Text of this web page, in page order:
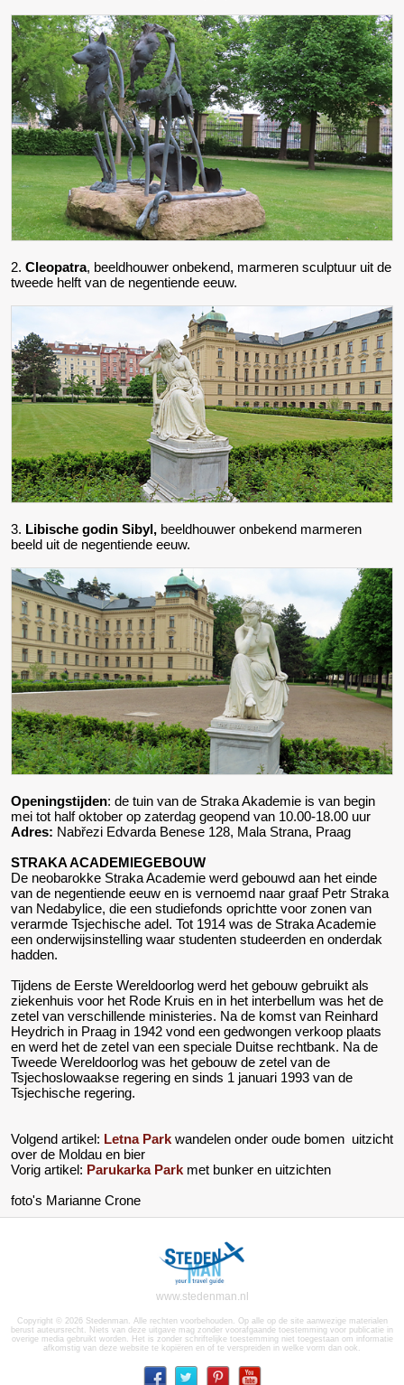
2. Cleopatra, beeldhouwer onbekend, marmeren sculptuur uit de
tweede helft van de negentiende eeuw.
3. Libische godin Sibyl, beeldhouwer onbekend marmeren
beeld uit de negentiende eeuw.
Openingstijden: de tuin van de Straka Akademie is van begin
mei tot half oktober op zaterdag geopend van 10.00-18.00 uur
Adres: Nabřezi Edvarda Benese 128, Mala Strana, Praag
STRAKA ACADEMIEGEBOUW
De neobarokke Straka Academie werd gebouwd aan het einde
van de negentiende eeuw en is vernoemd naar graaf Petr Straka
van Nedabylice, die een studiefonds oprichtte voor zonen van
verarmde Tsjechische adel. Tot 1914 was de Straka Academie
een onderwijsinstelling waar studenten studeerden en onderdak
hadden.
Tijdens de Eerste Wereldoorlog werd het gebouw gebruikt als
ziekenhuis voor het Rode Kruis en in het interbellum was het de
zetel van verschillende ministeries. Na de komst van Reinhard
Heydrich in Praag in 1942 vond een gedwongen verkoop plaats
en werd het de zetel van een speciale Duitse rechtbank. Na de
Tweede Wereldoorlog was het gebouw de zetel van de
Tsjechoslowaakse regering en sinds 1 januari 1993 van de
Tsjechische regering.
Volgend artikel: Letna Park wandelen onder oude bomen uitzicht
over de Moldau en bier
Vorig artikel: Parukarka Park met bunker en uitzichten
foto's Marianne Crone
www.stedenman.nl
Copyright © 2026 Stedenman. Alle rechten voorbehouden. Op alle op de site aanwezige materialen
berust auteursrecht. Niets van deze uitgave mag zonder voorafgaande toestemming voor publicatie in
overige media gebruikt worden. Het is zonder schriftelijke toestemming niet toegestaan om informatie
afkomstig van deze website te kopiëren en of te verspreiden in welke vorm dan ook.